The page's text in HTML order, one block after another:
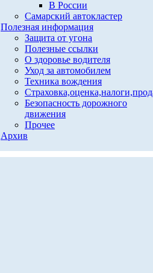
В России
Самарский автокластер
Полезная информация
Защита от угона
Полезные ссылки
О здоровье водителя
Уход за автомобилем
Техника вождения
Безопасность дорожного
движения
Прочее
Архив